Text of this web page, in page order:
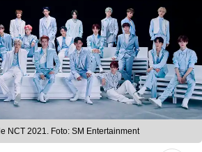
NCT 2021. Foto: SM Entertainment